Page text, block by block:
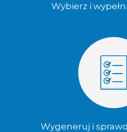
Wybierz i
Wygeneruj i